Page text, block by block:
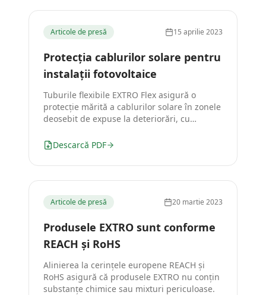
Articole de presă 15 aprilie 2023
Protecția cablurilor solare pentru
instalații fotovoltaice
Tuburile flexibile EXTRO Flex asigură o
protecție mărită a cablurilor solare în zonele
deosebit de expuse la deteriorări, cu
Descarcă PDF
Articole de presă 20 martie 2023
Produsele EXTRO sunt conforme
REACH și RoHS
Alinierea la cerințele europene REACH și
RoHS asigură că produsele EXTRO nu conțin
substanțe chimice sau mixturi periculoase.